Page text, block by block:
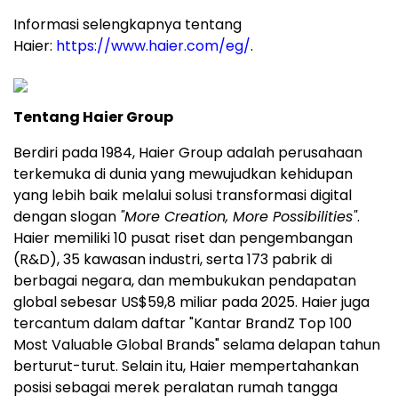
Informasi selengkapnya tentang
Haier: https://www.haier.com/eg/.
Tentang Haier Group
Berdiri pada 1984, Haier Group adalah perusahaan
terkemuka di dunia yang mewujudkan kehidupan
yang lebih baik melalui solusi transformasi digital
dengan slogan "More Creation, More Possibilities".
Haier memiliki 10 pusat riset dan pengembangan
(R&D), 35 kawasan industri, serta 173 pabrik di
berbagai negara, dan membukukan pendapatan
global sebesar US$59,8 miliar pada 2025. Haier juga
tercantum dalam daftar "Kantar BrandZ Top 100
Most Valuable Global Brands" selama delapan tahun
berturut-turut. Selain itu, Haier mempertahankan
posisi sebagai merek peralatan rumah tangga